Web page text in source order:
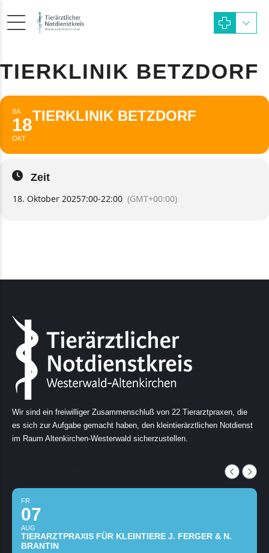
TIERKLINIK BETZDORF
SA
18
OKT
TIERKLINIK BETZDORF
Zeit
18. Oktober 20257:00-22:00 (GMT+00:00)
Wir sind ein freiwilliger Zusammenschluß von 22 Tierarztpraxen, die
es sich zur Aufgabe gemacht haben, den kleintierärztlichen Notdienst
im Raum Altenkirchen-Westerwald sicherzustellen.
FR
07
AUG
TIERARZTPRAXIS FÜR KLEINTIERE J. FERGER & N.
BRANTIN